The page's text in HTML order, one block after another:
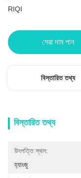
RIQI
সেরা দাম পান
বিস্তারিত তথ্য
বিস্তারিত তথ্য
উৎপত্তি স্থল:
হ্যাংজু